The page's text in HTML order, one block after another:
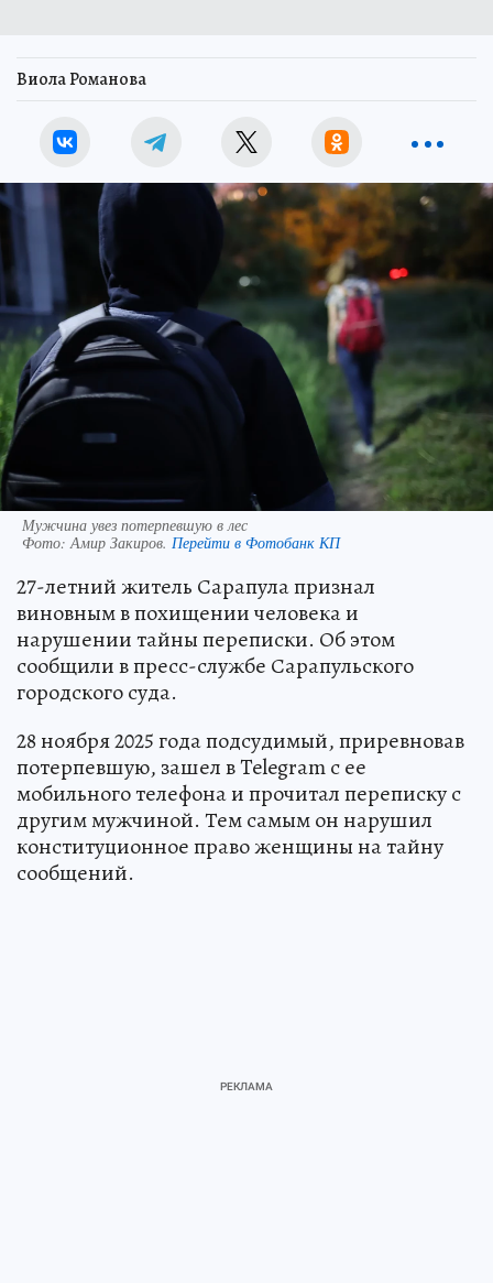
Виола Романова
Мужчина увез потерпевшую в лес
Фото: Амир Закиров. Перейти в Фотобанк КП
27-летний житель Сарапула признал
виновным в похищении человека и
нарушении тайны переписки. Об этом
сообщили в пресс-службе Сарапульского
городского суда.
28 ноября 2025 года подсудимый, приревновав
потерпевшую, зашел в Telegram с ее
мобильного телефона и прочитал переписку с
другим мужчиной. Тем самым он нарушил
конституционное право женщины на тайну
сообщений.